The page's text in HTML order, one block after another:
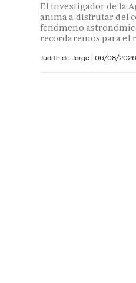
El investigador de la
anima a disfrutar del
fenómeno
recordaremos para el
Judith de Jorge | 06/08/